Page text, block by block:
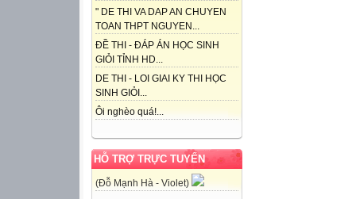
" DE THI VA DAP AN CHUYEN
TOAN THPT NGUYEN...
ĐỀ THI - ĐÁP ÁN HỌC SINH
GIỎI TỈNH HD...
DE THI - LOI GIAI KY THI HỌC
SINH GIỎI...
Ôi nghèo quá!...
HỖ TRỢ TRỰC TUYẾN
(Đỗ Mạnh Hà - Violet)